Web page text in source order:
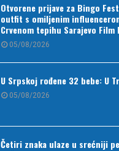
Otvorene prijave za Bingo
outfit s omiljenim
Crvenom tepihu Sarajevo Film
05/08/2026
U Srpskoj rođene 32 bebe: U
05/08/2026
Četiri znaka ulaze u srećniji